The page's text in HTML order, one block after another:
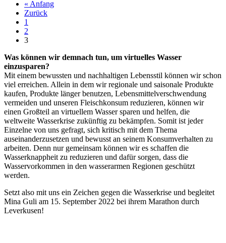
« Anfang
Zurück
1
2
3
Was können wir demnach tun, um virtuelles Wasser
einzusparen?
Mit einem bewussten und nachhaltigen Lebensstil können wir schon
viel erreichen. Allein in dem wir regionale und saisonale Produkte
kaufen, Produkte länger benutzen, Lebensmittelverschwendung
vermeiden und unseren Fleischkonsum reduzieren, können wir
einen Großteil an virtuellem Wasser sparen und helfen, die
weltweite Wasserkrise zukünftig zu bekämpfen. Somit ist jeder
Einzelne von uns gefragt, sich kritisch mit dem Thema
auseinanderzusetzen und bewusst an seinem Konsumverhalten zu
arbeiten. Denn nur gemeinsam können wir es schaffen die
Wasserknappheit zu reduzieren und dafür sorgen, dass die
Wasservorkommen in den wasserarmen Regionen geschützt
werden.
Setzt also mit uns ein Zeichen gegen die Wasserkrise und begleitet
Mina Guli am 15. September 2022 bei ihrem Marathon durch
Leverkusen!